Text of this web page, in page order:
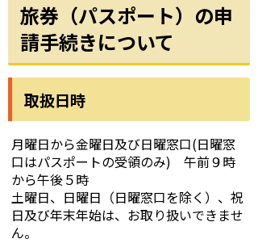
旅券（パスポート）の申
請手続きについて
取扱日時
月曜日から金曜日及び日曜窓口(日曜窓
口はパスポートの受領のみ) 午前９時
から午後５時
土曜日、日曜日（日曜窓口を除く）、祝
日及び年末年始は、お取り扱いできませ
ん。